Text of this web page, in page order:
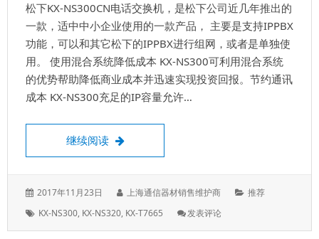
SIP
电
话
机
松下KX-NS300CN电话交换机，是松下公司近几年推出的
一款，适中中小企业使用的一款产品， 主要是支持IPPBX
功能，可以和其它松下的IPPBX进行组网，或者是单独使
用。 使用混合系统降低成本 KX-NS300可利用混合系统
的优势帮助降低商业成本并迅速实现投资回报。节约通讯
成本 KX-NS300充足的IP容量允许…
继续阅读 松下KX-NS300CN电话交换机，支持
发
于：
2017年11月23日
作
上海通信器材销售维护商
分
推荐
标
KX-NS300, KX-NS320, KX-T7665 发表评论: 松